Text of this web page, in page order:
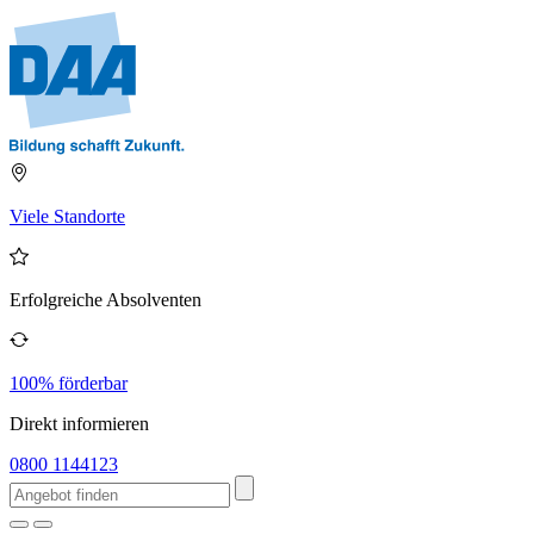
Viele Standorte
Erfolgreiche Absolventen
100% förderbar
Direkt informieren
0800 1144123